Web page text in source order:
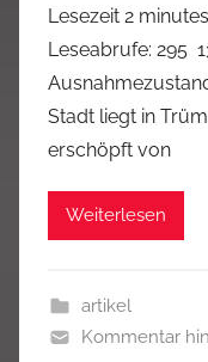
Lesezeit 2 minutes
Leseabrufe: 295
Stadt liegt in
erschöpft von
Weiterlesen
artikel
Kommentar